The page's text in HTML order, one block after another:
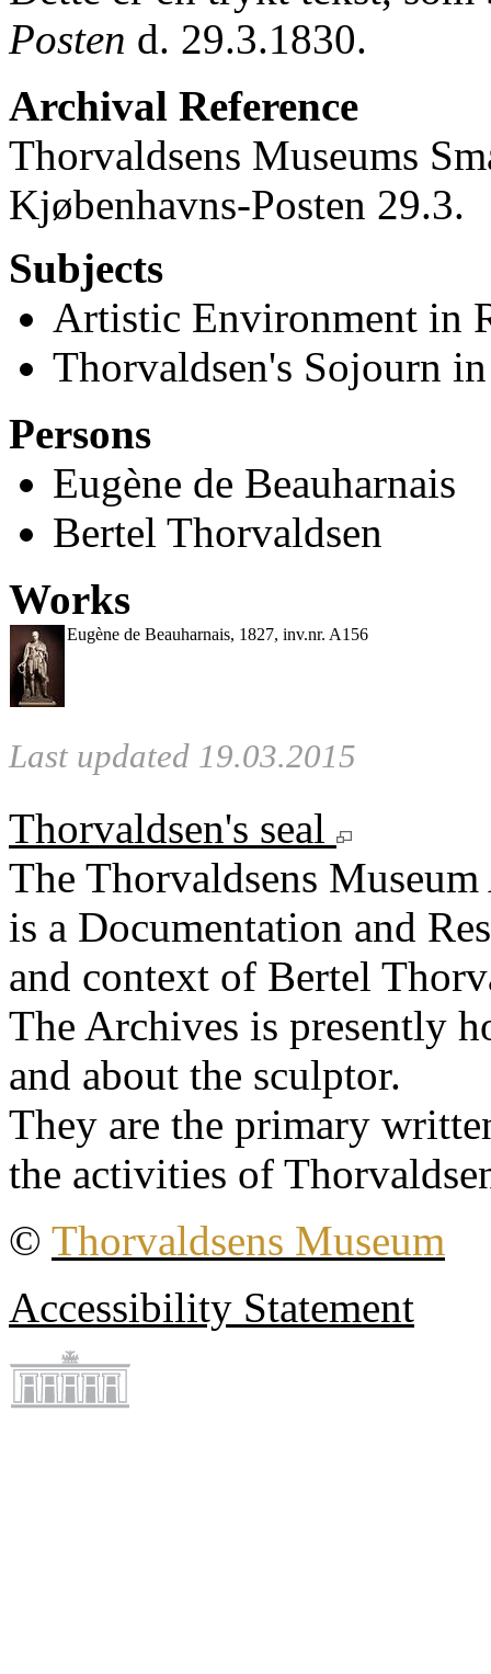
Posten d. 29.3.1830.
Archival Reference
Thorvaldsens Museums
Kjøbenhavns-Posten 29.3.
Subjects
Artistic Environment in
Thorvaldsen's Sojourn
Persons
Eugène de Beauharnais
Bertel Thorvaldsen
Works
Eugène de Beauharnais, 1827, inv.nr. A156
Last updated 19.03.2015
Thorvaldsen's seal
The Thorvaldsens
is a Documentation and
and context of Bertel
The Archives is presently
and about the sculptor.
They are the primary
the activities of
© Thorvaldsens Museum
Accessibility Statement